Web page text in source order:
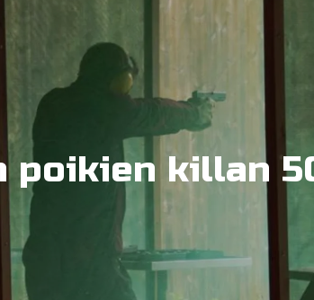
poikien killan